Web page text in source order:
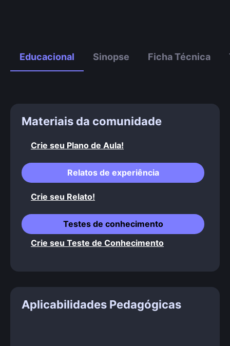
Educacional Sinopse Ficha Técnica
Materiais da comunidade
Crie seu Plano de Aula!
Relatos de experiência
Crie seu Relato!
Testes de conhecimento
Crie seu Teste de Conhecimento
Aplicabilidades Pedagógicas